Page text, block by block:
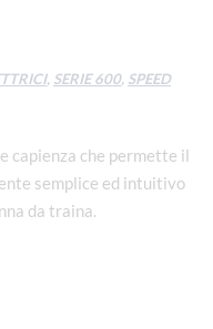
, SERIE 600, SPEED
capienza che permette il
semplice ed intuitivo
da traina.